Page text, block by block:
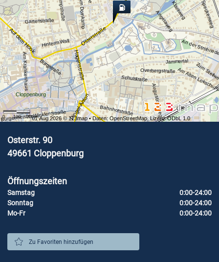
Gleis 1
Cloppenburg
Hagenstraße
Pingel-Anton
Osterstraße
Auf dem Hook
Speckenweg
Zum
An der
Angelaweg
Augustinusweg
Am Alten
Overbergstraße
Klaraweg
Jammertal
Schulstraße
Kampstraße
Hinterm Wall
Gartenstraße
Am Krankenhaus
Am Dornkamp
Bürgermeister-Winkler-Straße Bahnhofstraße
Burgstraße
0 100 200 m
01 Aug 2026 ©123map• Daten: OpenStreetMap,Lizenz ODbL 1.0
Osterstr. 90
49661 Cloppenburg
Öffnungszeiten
Samstag
0:00-24:00
Sonntag
0:00-24:00
Mo-Fr
0:00-24:00
Zu Favoriten hinzufügen